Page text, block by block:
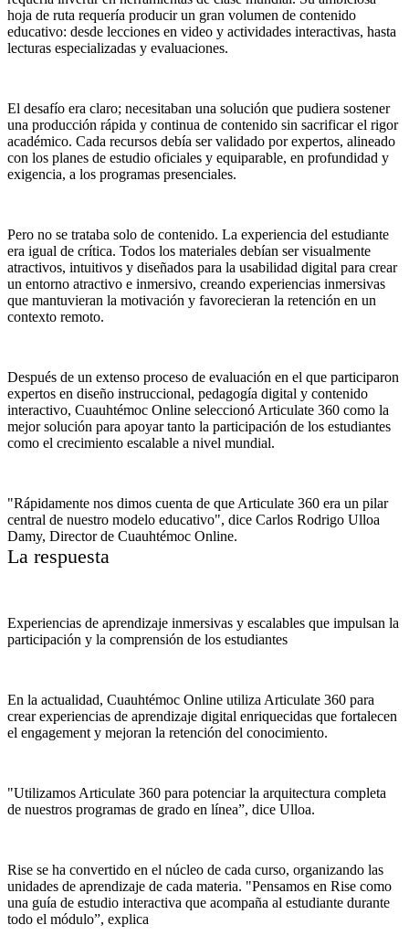
hoja de ruta requería producir un gran volumen de contenido
educativo: desde lecciones en video y actividades interactivas, hasta
lecturas especializadas y evaluaciones.
El desafío era claro; necesitaban una solución que pudiera sostener
una producción rápida y continua de contenido sin sacrificar el rigor
académico. Cada recursos debía ser validado por expertos, alineado
con los planes de estudio oficiales y equiparable, en profundidad y
exigencia, a los programas presenciales.
Pero no se trataba solo de contenido. La experiencia del estudiante
era igual de crítica. Todos los materiales debían ser visualmente
atractivos, intuitivos y diseñados para la usabilidad digital para crear
un entorno atractivo e inmersivo, creando experiencias inmersivas
que mantuvieran la motivación y favorecieran la retención en un
contexto remoto.
Después de un extenso proceso de evaluación en el que participaron
expertos en diseño instruccional, pedagogía digital y contenido
interactivo, Cuauhtémoc Online seleccionó Articulate 360 como la
mejor solución para apoyar tanto la participación de los estudiantes
como el crecimiento escalable a nivel mundial.
"Rápidamente nos dimos cuenta de que Articulate 360 era un pilar
central de nuestro modelo educativo", dice Carlos Rodrigo Ulloa
Damy, Director de Cuauhtémoc Online.
La respuesta
Experiencias de aprendizaje inmersivas y escalables que impulsan la
participación y la comprensión de los estudiantes
En la actualidad, Cuauhtémoc Online utiliza Articulate 360 para
crear experiencias de aprendizaje digital enriquecidas que fortalecen
el engagement y mejoran la retención del conocimiento.
"Utilizamos Articulate 360 para potenciar la arquitectura completa
de nuestros programas de grado en línea”, dice Ulloa.
Rise se ha convertido en el núcleo de cada curso, organizando las
unidades de aprendizaje de cada materia. "Pensamos en Rise como
una guía de estudio interactiva que acompaña al estudiante durante
todo el módulo”, explica